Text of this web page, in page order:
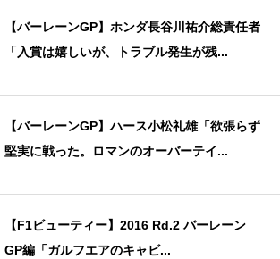
【バーレーンGP】ホンダ長谷川祐介総責任者
「入賞は嬉しいが、トラブル発生が残...
【バーレーンGP】ハース小松礼雄「欲張らず
堅実に戦った。ロマンのオーバーテイ...
【F1ビューティー】2016 Rd.2 バーレーン
GP編「ガルフエアのキャビ...